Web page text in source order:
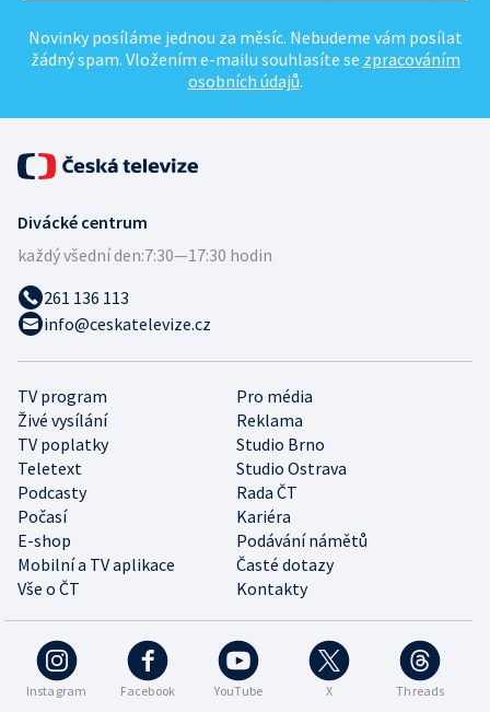
Novinky posíláme jednou za měsíc. Nebudeme vám posílat
žádný spam. Vložením e-mailu souhlasíte se zpracováním
osobních údajů.